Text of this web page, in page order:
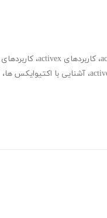
، کاربردهای activex ، کاربردهای activex در برنامه نویسی
، آشنایی با اکتیوایکس ها،